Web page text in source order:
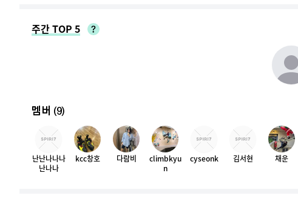
주간 TOP 5
멤버 (9)
난난나나나
난나나
kcc창호 다람비
climbkyu
n
cyseonk 김서현 채운